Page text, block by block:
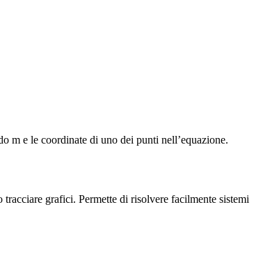
m e le coordinate di uno dei punti nell’equazione.
grafici. Permette di risolvere facilmente sistemi